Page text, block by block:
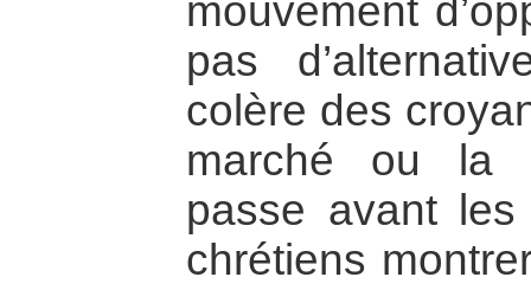
mouvement
pas
colère des
marché ou la
passe avant
chrétiens